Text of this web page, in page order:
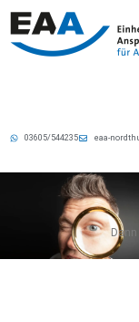
03605/544235 eaa-